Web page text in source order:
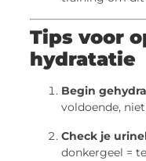
Tips voor
hydratatie
Begin
voldoende,
Check je
donkergeel =